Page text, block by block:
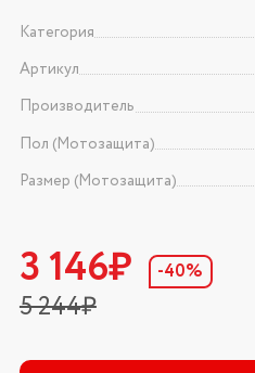
Категория
Артикул
Производитель
Пол (Мотозащита)
Размер (Мотозащита)
3 146₽
5 244₽
-40%